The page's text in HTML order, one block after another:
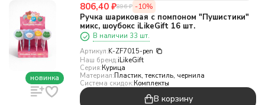
новинка
806,40 ₽896 ₽ -10%
Ручка шариковая с помпоном "Пушистики"
микс, шоубокс iLikeGift 16 шт.
В наличии 33 шт.
Артикул:K-ZF7015-pen
Наш бренд:iLikeGift
Серия:Курица
Материал:Пластик, текстиль, чернила
Система скидок:Комплекты
В корзину